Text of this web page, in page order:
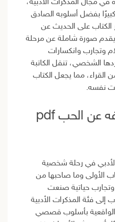
مجال المذكرات الأدبية،
بفضل أسلوبه الصادق
الكتاب على الحديث عن
يقدم صورة شاملة عن مرحلة
وتجارب وانكسارات
الشخصي، تنقل الكاتبة
القراء، مما يجعل الكتاب
نفسه.
نبذة عن كل ما أعرفه عن الحب pdf
الأدبي في رحلة شخصية
الأولى وما صاحبها من
حياتية صنعت
إلى فئة المذكرات الأدبية
الواقعية بأسلوب قصصي